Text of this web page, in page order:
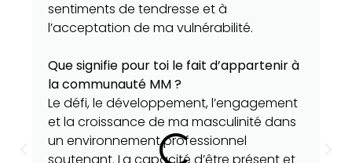
sentiments de tendresse et à
l’acceptation de ma vulnérabilité.
Que signifie pour toi le fait d’appartenir à
la communauté MM ?
Le défi, le développement, l’engagement
et la croissance de ma masculinité dans
un environnement professionnel